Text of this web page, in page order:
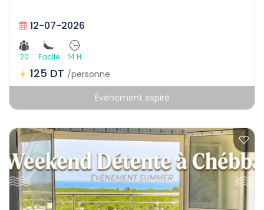
12-07-2026
20 Facile 14 H
125 DT /personne
Événement expiré